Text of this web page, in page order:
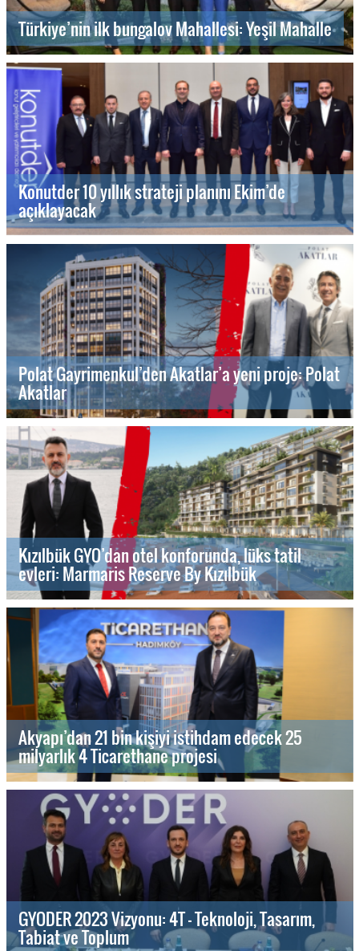
Türkiye’nin ilk bungalov Mahallesi: Yeşil Mahalle
Konutder 10 yıllık strateji planını Ekim’de
açıklayacak
Polat Gayrimenkul’den Akatlar’a yeni proje: Polat
Akatlar
Kızılbük GYO’dan otel konforunda, lüks tatil
evleri: Marmaris Reserve By Kızılbük
Akyapı’dan 21 bin kişiyi istihdam edecek 25
milyarlık 4 Ticarethane projesi
GYODER 2023 Vizyonu: 4T - Teknoloji, Tasarım,
Tabiat ve Toplum